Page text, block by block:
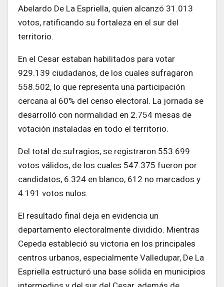
Abelardo De La Espriella, quien alcanzó 31.013
votos, ratificando su fortaleza en el sur del
territorio.
En el Cesar estaban habilitados para votar
929.139 ciudadanos, de los cuales sufragaron
558.502, lo que representa una participación
cercana al 60% del censo electoral. La jornada se
desarrolló con normalidad en 2.754 mesas de
votación instaladas en todo el territorio.
Del total de sufragios, se registraron 553.699
votos válidos, de los cuales 547.375 fueron por
candidatos, 6.324 en blanco, 612 no marcados y
4.191 votos nulos.
El resultado final deja en evidencia un
departamento electoralmente dividido. Mientras
Cepeda estableció su victoria en los principales
centros urbanos, especialmente Valledupar, De La
Espriella estructuró una base sólida en municipios